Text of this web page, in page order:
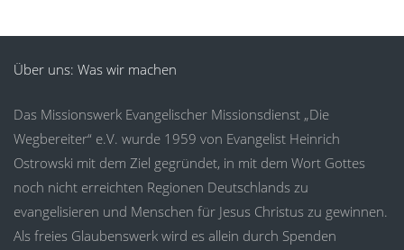
Über uns: Was wir machen
Das Missionswerk Evangelischer Missionsdienst „Die
Wegbereiter“ e.V. wurde 1959 von Evangelist Heinrich
Ostrowski mit dem Ziel gegründet, in mit dem Wort Gottes
noch nicht erreichten Regionen Deutschlands zu
evangelisieren und Menschen für Jesus Christus zu gewinnen.
Als freies Glaubenswerk wird es allein durch Spenden